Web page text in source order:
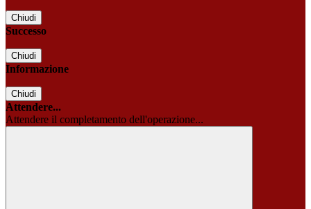
Chiudi
Successo
Chiudi
Informazione
Chiudi
Attendere...
Attendere il completamento dell'operazione...